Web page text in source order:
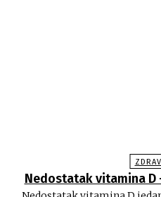
Nedostatak vitamina D